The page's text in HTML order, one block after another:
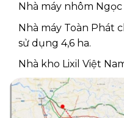
Nhà máy nhôm Ngọc
Nhà máy Toàn Phát
sử dụng 4,6 ha.
Nhà kho Lixil Việt